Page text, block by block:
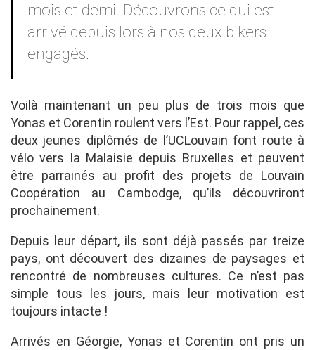
mois et demi. Découvrons ce qui est
arrivé depuis lors à nos deux bikers
engagés.
Voilà maintenant un peu plus de trois mois que
Yonas et Corentin roulent vers l’Est. Pour rappel, ces
deux jeunes diplômés de l’UCLouvain font route à
vélo vers la Malaisie depuis Bruxelles et peuvent
être parrainés au profit des projets de Louvain
Coopération au Cambodge, qu’ils découvriront
prochainement.
Depuis leur départ, ils sont déjà passés par treize
pays, ont découvert des dizaines de paysages et
rencontré de nombreuses cultures. Ce n’est pas
simple tous les jours, mais leur motivation est
toujours intacte !
Arrivés en Géorgie, Yonas et Corentin ont pris un